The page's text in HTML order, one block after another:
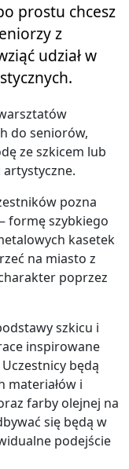
prostu chcesz
z
udział w
do seniorów,
ze szkicem lub
pozna
formę szybkiego
kasetek
na miasto z
poprzez
szkicu i
inspirowane
będą
materiałów i
farby olejnej na
się będą w
podejście